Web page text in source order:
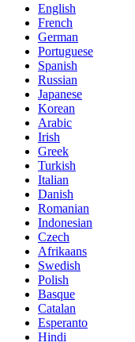
English
French
German
Portuguese
Spanish
Russian
Japanese
Korean
Arabic
Irish
Greek
Turkish
Italian
Danish
Romanian
Indonesian
Czech
Afrikaans
Swedish
Polish
Basque
Catalan
Esperanto
Hindi